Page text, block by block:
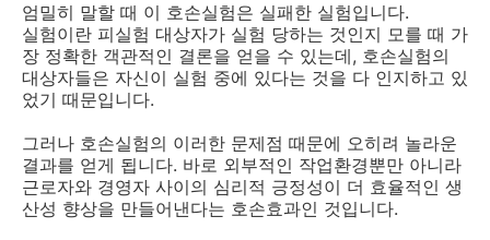
엄밀히 말할 때 이 호손실험은 실패한 실험입니다.
실험이란 피실험 대상자가 실험 당하는 것인지 모를 때 가
장 정확한 객관적인 결론을 얻을 수 있는데, 호손실험의
대상자들은 자신이 실험 중에 있다는 것을 다 인지하고 있
었기 때문입니다.
그러나 호손실험의 이러한 문제점 때문에 오히려 놀라운
결과를 얻게 됩니다. 바로 외부적인 작업환경뿐만 아니라
근로자와 경영자 사이의 심리적 긍정성이 더 효율적인 생
산성 향상을 만들어낸다는 호손효과인 것입니다.